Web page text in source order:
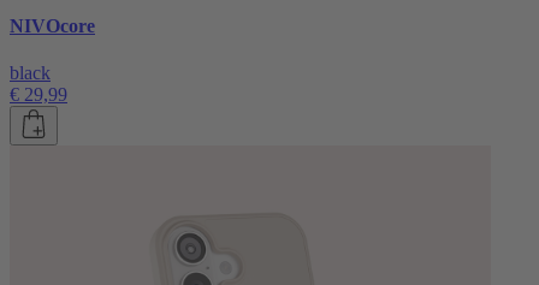
NIVOcore
black
€ 29,99